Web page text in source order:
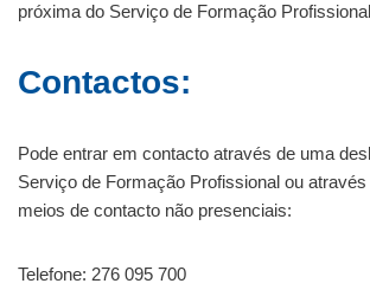
próxima do Serviço de Formação
Contactos:
Pode entrar em contacto através de uma
Serviço de Formação Profissional ou
meios de contacto não presenciais:
Telefone: 276 095 700